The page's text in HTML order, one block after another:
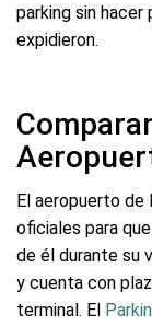
parking sin
expidieron.
El aeropuerto de
oficiales para
de él durante su
y cuenta con
terminal. El